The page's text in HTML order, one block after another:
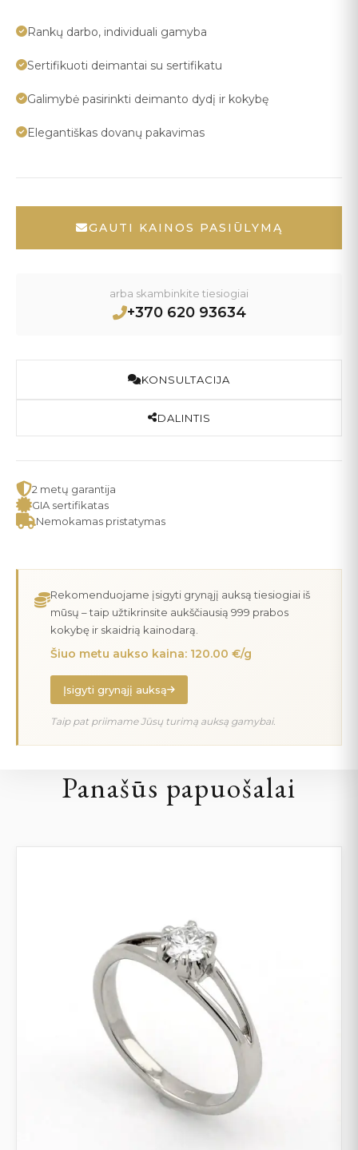
Rankų darbo, individuali gamyba
Sertifikuoti deimantai su sertifikatu
Galimybė pasirinkti deimanto dydį ir kokybę
Elegantiškas dovanų pakavimas
GAUTI KAINOS PASIŪLYMĄ
arba skambinkite tiesiogiai
+370 620 93634
KONSULTACIJA
DALINTIS
2 metų garantija
GIA sertifikatas
Nemokamas pristatymas
Rekomenduojame įsigyti grynąjį auksą tiesiogiai iš
mūsų – taip užtikrinsite aukščiausią 999 prabos
kokybę ir skaidrią kainodarą.
Šiuo metu aukso kaina: 120.00 €/g
Įsigyti grynąjį auksą
Taip pat priimame Jūsų turimą auksą gamybai.
Panašūs papuošalai